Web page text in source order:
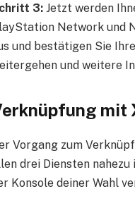
3: Jetzt werden
Network und
und bestätigen Sie
und weitere
mit
Vorgang zum
drei Diensten
Konsole deiner Wahl